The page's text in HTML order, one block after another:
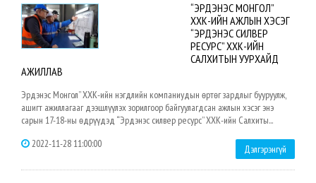
“ЭРДЭНЭС МОНГОЛ”
ХХК-ИЙН АЖЛЫН ХЭСЭГ
“ЭРДЭНЭС СИЛВЕР
РЕСУРС” ХХК-ИЙН
САЛХИТЫН УУРХАЙД
АЖИЛЛАВ
Эрдэнэс Монгол” ХХК-ийн нэгдлийн компаниудын өртөг зардлыг бууруулж,
ашигт ажиллагааг дээшлүүлэх зорилгоор байгуулагдсан ажлын хэсэг энэ
сарын 17-18-ны өдрүүдэд “Эрдэнэс силвер ресурс” ХХК-ийн Салхиты...
2022-11-28 11:00:00
Дэлгэрэнгүй